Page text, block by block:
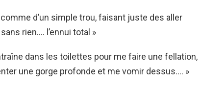
d’un simple trou, faisant juste des aller
rien…. l’ennui total »
dans les toilettes pour me faire une fellation,
une gorge profonde et me vomir dessus…. »